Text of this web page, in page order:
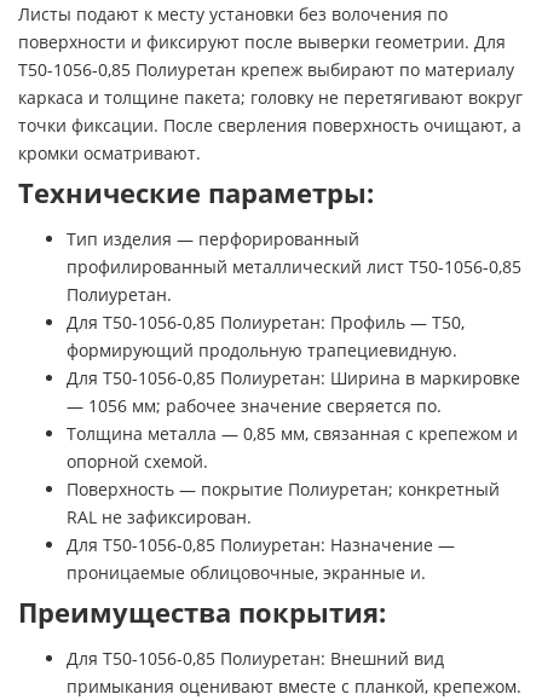
Листы подают к месту установки без волочения по
поверхности и фиксируют после выверки геометрии. Для
Т50-1056-0,85 Полиуретан крепеж выбирают по материалу
каркаса и толщине пакета; головку не перетягивают вокруг
точки фиксации. После сверления поверхность очищают, а
кромки осматривают.
Технические параметры:
Тип изделия — перфорированный
профилированный металлический лист Т50-1056-0,85
Полиуретан.
Для Т50-1056-0,85 Полиуретан: Профиль — Т50,
формирующий продольную трапециевидную.
Для Т50-1056-0,85 Полиуретан: Ширина в маркировке
— 1056 мм; рабочее значение сверяется по.
Толщина металла — 0,85 мм, связанная с крепежом и
опорной схемой.
Поверхность — покрытие Полиуретан; конкретный
RAL не зафиксирован.
Для Т50-1056-0,85 Полиуретан: Назначение —
проницаемые облицовочные, экранные и.
Преимущества покрытия:
Для Т50-1056-0,85 Полиуретан: Внешний вид
примыкания оценивают вместе с планкой, крепежом.